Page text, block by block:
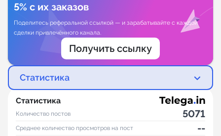
5% с их заказов
Поделитесь реферальной ссылкой — и зарабатывайте с каждой
сделки привлечённого канала.
Получить ссылку
Статистика
Статистика
Количество постов 5071
Среднее количество просмотров на пост --